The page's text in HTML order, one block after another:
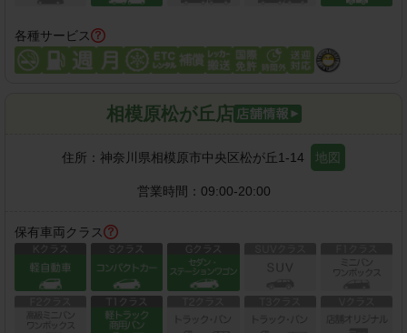
各種サービス
相模原松が丘店
住所： 神奈川県相模原市中央区松が丘1-14 地図
営業時間： 09:00-20:00
保有車両クラス